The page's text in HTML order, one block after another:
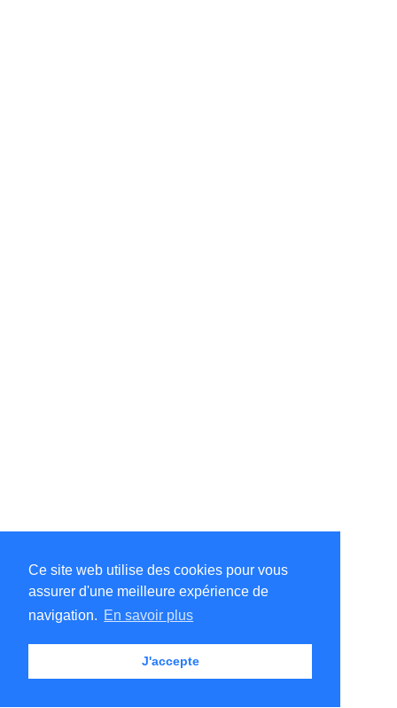
Ce site web utilise des cookies pour vous
assurer d'une meilleure expérience de
navigation. En savoir plus
J'accepte
©Amélie Pepin. Tous droits réservés.
Site Internet par Matthieu Pepin